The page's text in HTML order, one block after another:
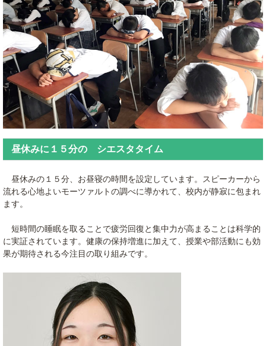
昼休みに１５分の シエスタタイム
昼休みの１５分、お昼寝の時間を設定しています。スピーカーから
流れる心地よいモーツァルトの調べに導かれて、校内が静寂に包まれ
ます。
短時間の睡眠を取ることで疲労回復と集中力が高まることは科学的
に実証されています。健康の保持増進に加えて、授業や部活動にも効
果が期待される今注目の取り組みです。